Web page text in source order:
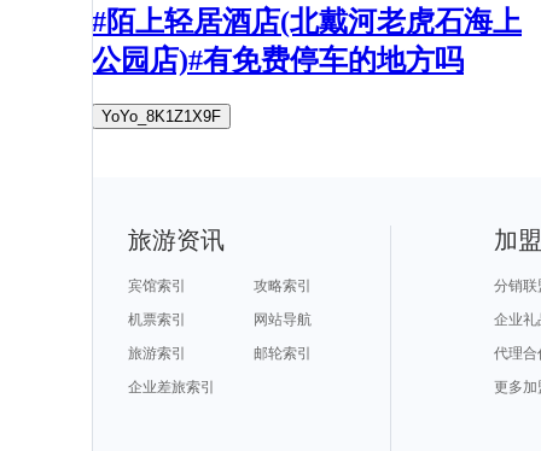
#陌上轻居酒店(北戴河老虎石海上
公园店)#有免费停车的地方吗
YoYo_8K1Z1X9F
旅游资讯
宾馆索引
攻略索引
机票索引
网站导航
旅游索引
邮轮索引
企业差旅索引
加
分销联
企业礼
代理合
更多加